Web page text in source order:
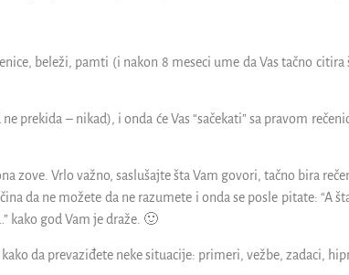
beleži, pamti (i nakon 8 meseci ume da Vas tačno citira
prekida – nikad), i onda će Vas “sačekati” sa pravom
zove. Vrlo važno, saslušajte šta Vam govori, tačno bira
da ne možete da ne razumete i onda se posle pitate: “A
kako god Vam je draže. 🙂
da prevaziđete neke situacije: primeri, vežbe, zadaci,